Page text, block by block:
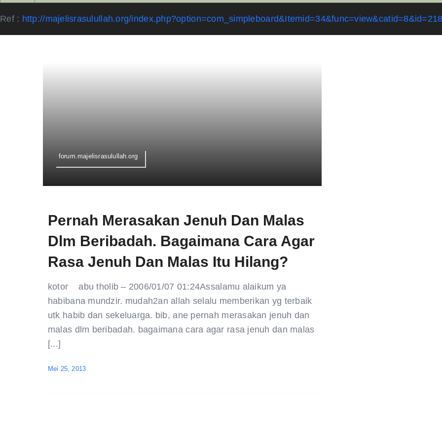
Ref : http://majelisrasulullah.org/
forum.majelisrasulullah.org
Pernah Merasakan Jenuh Dan Malas
Dlm Beribadah. Bagaimana Cara Agar
Rasa Jenuh Dan Malas Itu Hilang?
kotor abu tholib – 2006/01/07 01:24Assalamu alaikum ya
habibana mundzir. mudah2an allah selalu memberikan yg terbaik
utk habib dan sekeluarga. bib, ane pernah merasakan jenuh dan
malas dlm beribadah. bagaimana cara agar rasa jenuh dan malas
[...]
Mei 25, 2013